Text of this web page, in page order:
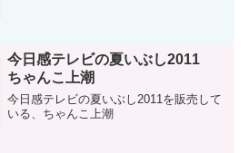
今日感テレビの夏いぶし2011
ちゃんこ上潮
今日感テレビの夏いぶし2011を販売して
いる、ちゃんこ上潮